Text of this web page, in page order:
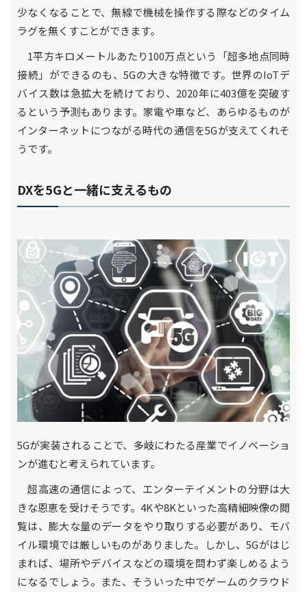
少なくなることで、無線で機械を操作する際などのタイム
ラグを無くすことができます。
1平方キロメートルあたり100万点という「超多地点同時
接続」ができるのも、5Gの大きな特徴です。世界のIoTデ
バイス数は急拡大を続けており、2020年に403億を突破す
るという予測もあります。家電や車など、あらゆるものが
インターネットにつながる時代の通信を5Gが支えてくれそ
うです。
DXを5Gと一緒に支えるもの
5Gが実装されることで、多岐にわたる産業でイノベーショ
ンが進むと考えられています。
超高速の通信によって、エンターテイメントの分野は大
きな恩恵を受けそうです。4Kや8Kといった高精細映像の閲
覧は、膨大な量のデータをやり取りする必要があり、モバ
イル環境では厳しいものがありました。しかし、5Gがはじ
まれば、場所やデバイスなどの環境を問わず楽しめるよう
になるでしょう。また、そういった中でゲームのクラウド